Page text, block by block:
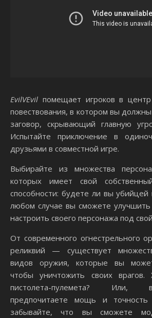
EvilVEvil помещает игроков в
повествования, в котором вы
заговор, скрывающий главную
Испытайте приключение в
друзьями в совместной игре.
Выбирайте из множества
которых имеет свой
способности: будете ли вы
любом случае вы сможете улучшить
настроить своего персонажа под
От современного огнестрельного
реликвий — существует
видов оружия, которые вы
чтобы уничтожить своих врагов.
пистолета-пулемета?
предпочитаете мощь и
забывайте, что вы сможете